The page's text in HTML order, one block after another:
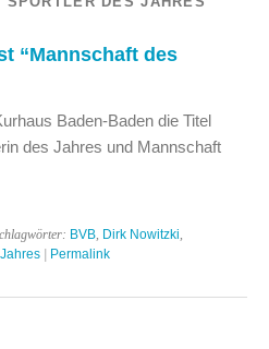
“Mannschaft des
Baden-Baden die Titel
des Jahres und Mannschaft
BVB Dirk Nowitzki
| Permalink